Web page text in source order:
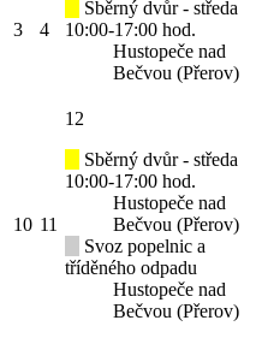
3 4
Sběrný dvůr - středa
10:00-17:00 hod.
Hustopeče nad
Bečvou (Přerov)
10 11
12
Sběrný dvůr - středa
10:00-17:00 hod.
Hustopeče nad
Bečvou (Přerov)
Svoz popelnic a
tříděného odpadu
Hustopeče nad
Bečvou (Přerov)